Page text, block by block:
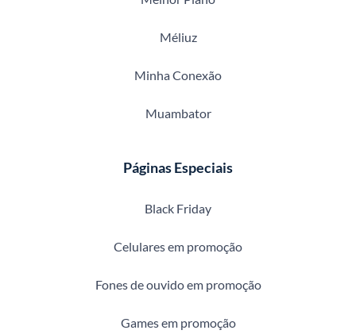
Méliuz
Minha Conexão
Muambator
Páginas Especiais
Black Friday
Celulares em promoção
Fones de ouvido em promoção
Games em promoção